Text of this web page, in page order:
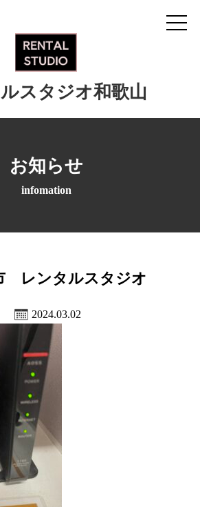
スタジオ和歌山
お知らせ
infomation
レンタルスタジオ
2024.03.02